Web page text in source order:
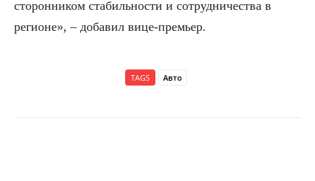
сторонником стабильности и сотрудничества в
регионе», – добавил вице-премьер.
TAGS Авто